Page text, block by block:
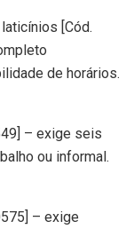
[Cód.
de horários.
– exige seis
ou informal.
– exige